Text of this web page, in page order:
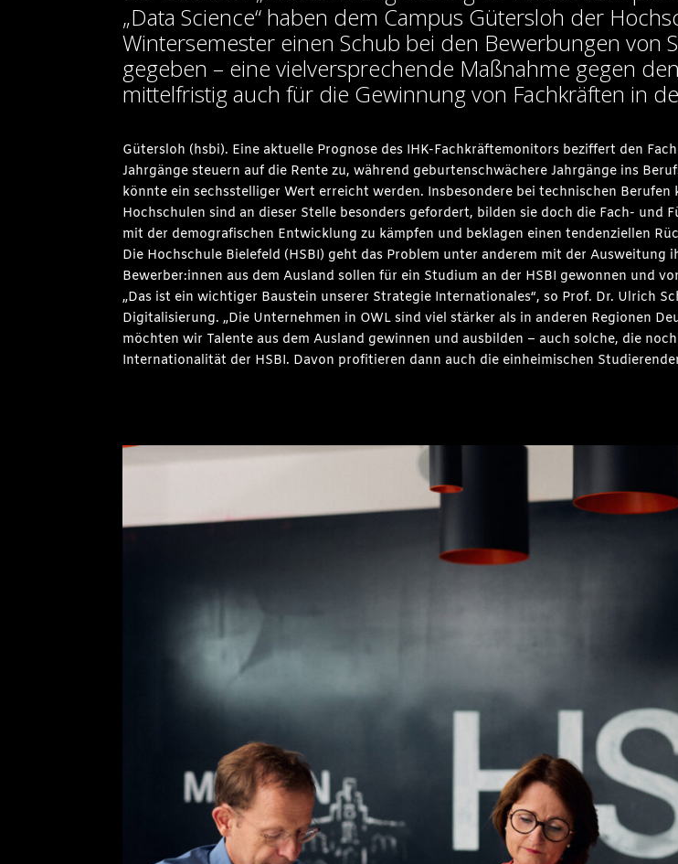
„Data Science“ haben dem Campus Gütersloh der
Wintersemester einen Schub bei den Bewerbungen von
gegeben – eine vielversprechende Maßnahme gegen
mittelfristig auch für die Gewinnung von Fachkräften in
Gütersloh (hsbi). Eine aktuelle Prognose des IHK-Fachkräftemonitors beziffert den
Jahrgänge steuern auf die Rente zu, während geburtenschwächere Jahrgänge ins
könnte ein sechsstelliger Wert erreicht werden. Insbesondere bei technischen
Hochschulen sind an dieser Stelle besonders gefordert, bilden sie doch die Fach- und
mit der demografischen Entwicklung zu kämpfen und beklagen einen tendenziellen
Die Hochschule Bielefeld (HSBI) geht das Problem unter anderem mit der
Bewerber:innen aus dem Ausland sollen für ein Studium an der HSBI gewonnen und
„Das ist ein wichtiger Baustein unserer Strategie Internationales“, so Prof. Dr. Ulrich
Digitalisierung. „Die Unternehmen in OWL sind viel stärker als in anderen Regionen
möchten wir Talente aus dem Ausland gewinnen und ausbilden – auch solche, die
Internationalität der HSBI. Davon profitieren dann auch die einheimischen